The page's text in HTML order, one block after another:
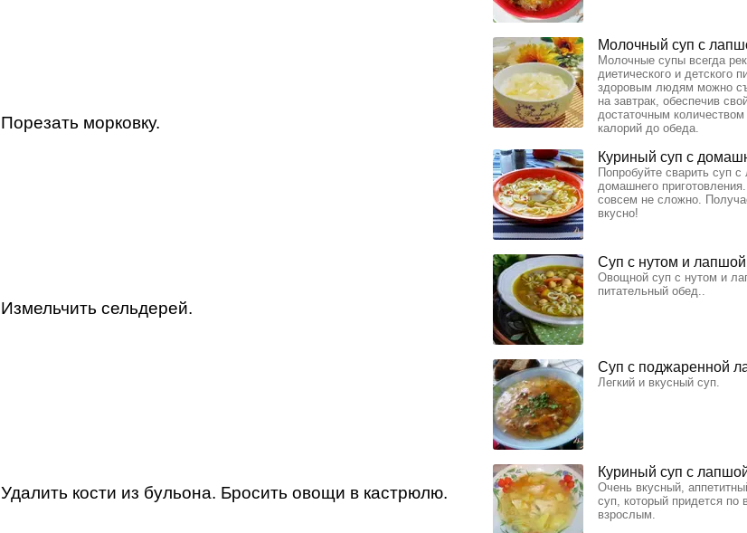
Порезать морковку.
Измельчить сельдерей.
Удалить кости из бульона. Бросить овощи в кастрюлю.
Молочный суп с
Молочные супы всегда
диетического и детского
здоровым людям можно
на завтрак, обеспечив
достаточным
калорий до обеда.
Куриный суп с
Попробуйте сварить суп
домашнего
совсем не сложно.
вкусно!
Суп с нутом и лапшой
Овощной суп с нутом и
питательный обед..
Суп с поджаренной
Легкий и вкусный суп.
Куриный суп с
Очень вкусный,
суп, который придется по
взрослым.